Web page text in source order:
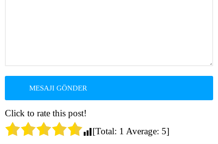
Click to rate this post!
[Total: 1 Average: 5]